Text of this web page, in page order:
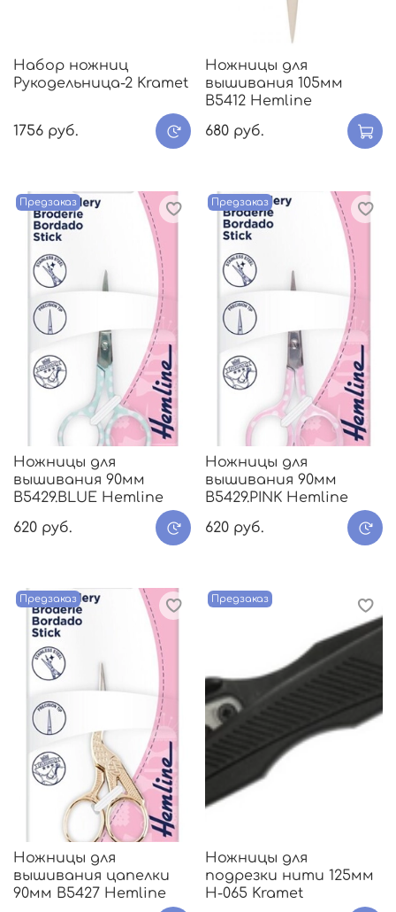
Набор ножниц
Рукодельница-2 Kramet
1756 руб.
Ножницы для
вышивания 105мм
B5412 Hemline
680 руб.
Предзаказ
Ножницы для
вышивания 90мм
B5429.BLUE Hemline
620 руб.
Предзаказ
Ножницы для
вышивания 90мм
B5429.PINK Hemline
620 руб.
Предзаказ
Ножницы для
вышивания цапелки
90мм B5427 Hemline
Предзаказ
Ножницы для
подрезки нити 125мм
Н-065 Kramet